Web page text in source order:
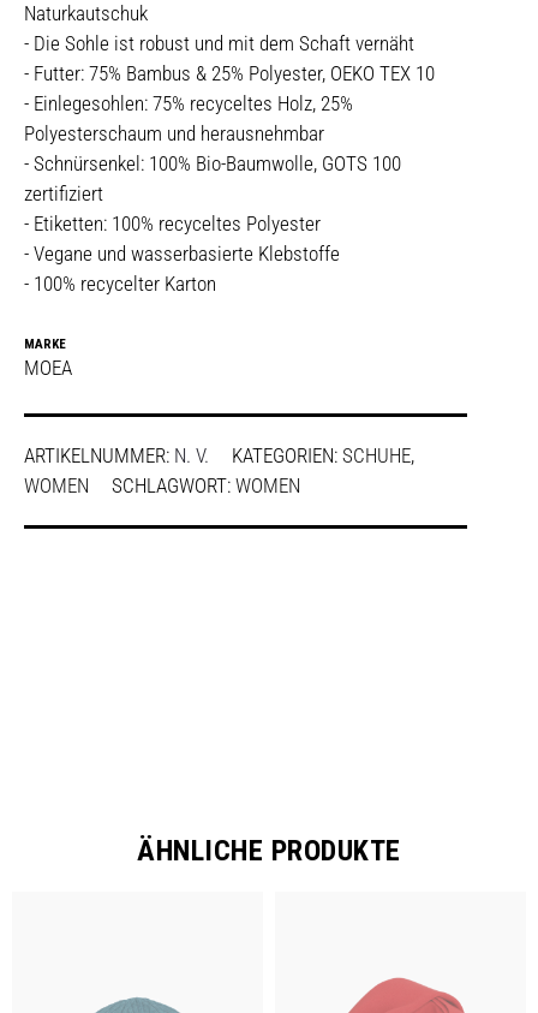
Naturkautschuk
- Die Sohle ist robust und mit dem Schaft vernäht
- Futter: 75% Bambus & 25% Polyester, OEKO TEX 10
- Einlegesohlen: 75% recyceltes Holz, 25%
Polyesterschaum und herausnehmbar
- Schnürsenkel: 100% Bio-Baumwolle, GOTS 100
zertifiziert
- Etiketten: 100% recyceltes Polyester
- Vegane und wasserbasierte Klebstoffe
- 100% recycelter Karton
MARKE
MOEA
ARTIKELNUMMER: N. V. KATEGORIEN: SCHUHE,
WOMEN
SCHLAGWORT: WOMEN
ÄHNLICHE PRODUKTE